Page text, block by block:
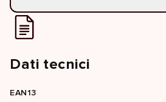
Dati tecnici
EAN13